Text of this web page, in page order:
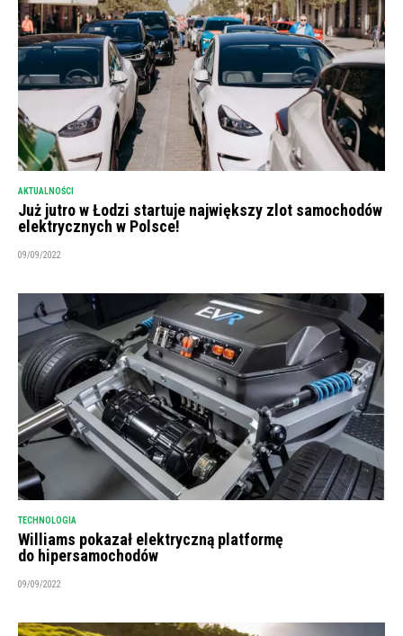
AKTUALNOŚCI
Już jutro w Łodzi startuje największy zlot samochodów
elektrycznych w Polsce!
09/09/2022
TECHNOLOGIA
Williams pokazał elektryczną platformę
do hipersamochodów
09/09/2022